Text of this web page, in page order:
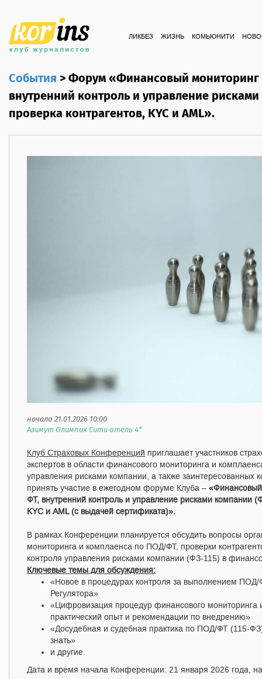
ЛИКБЕЗ ЖИЗНЬ КОМЬЮНИТИ
События>Форум «Финансовый
внутренний контроль и управление
проверка контрагентов, KYC и AML».
начало 21.01.2026 10:00
Азимут Олимпик Сити отель 4*
Клуб Страховых Конференций приглашает участников
экспертов в области финансового мониторинга и
управления рисками компании, а также заинтересованных
принять участие в ежегодном форуме Клуба –
ФТ, внутренний контроль и управление рисками компании
KYC и AML (с выдачей сертификата)».
В рамках Конференции планируется обсудить вопросы
мониторинга и комплаенса по ПОД/ФТ, проверки
контроля управления рисками компании (ФЗ-115) в
Ключевые темы для обсуждения:
«Новое в процедурах контроля за выполнением
Регулятора»
«Цифровизация процедур финансового
практический опыт и рекомендации по внедрению»
«Досудебная и судебная практика по ПОД/ФТ (115-
знать»
и другие.
Дата и время начала Конференции: 21 января 2026 года,